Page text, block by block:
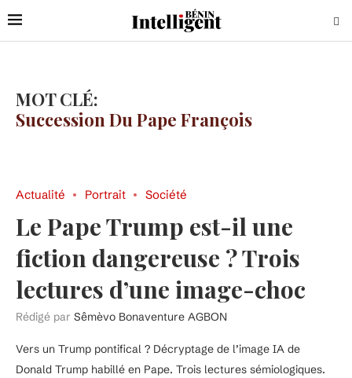
MOT CLÉ:
Succession Du Pape François
Actualité Portrait Société
Le Pape Trump est-il une
fiction dangereuse ? Trois
lectures d’une image-choc
Rédigé par Sêmèvo Bonaventure AGBON
Vers un Trump pontifical ? Décryptage de l’image IA de
Donald Trump habillé en Pape. Trois lectures sémiologiques.